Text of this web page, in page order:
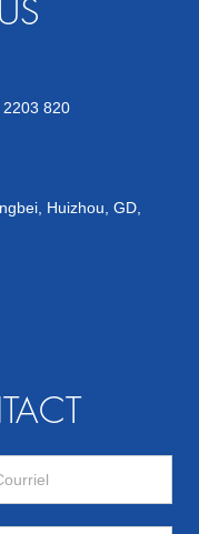
820
Huizhou, GD,